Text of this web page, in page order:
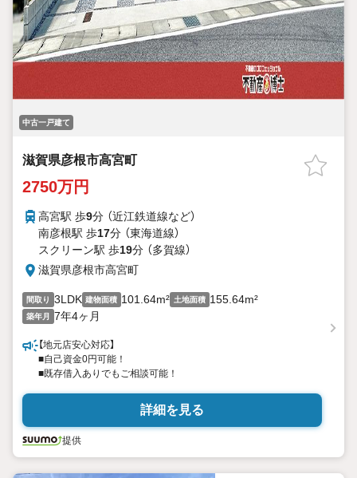
中古一戸建て
滋賀県彦根市高宮町
2750万円
高宮駅 歩9分 （近江鉄道線など）
南彦根駅 歩17分 （東海道線）
スクリーン駅 歩19分 （多賀線）
滋賀県彦根市高宮町
間取り 3LDK 建物面積 101.64m² 土地面積 155.64m²
築年月 7年4ヶ月
【地元店安心対応】
■自己資金0円可能！
■既存借入ありでもご相談可能！
詳細を見る
提供